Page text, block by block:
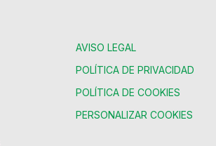
AVISO LEGAL
POLÍTICA DE PRIVACIDAD
POLÍTICA DE COOKIES
PERSONALIZAR COOKIES